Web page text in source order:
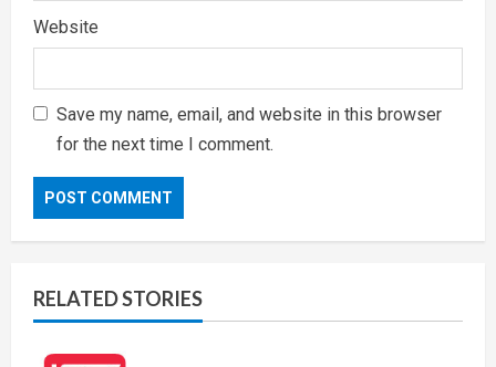
Website
Save my name, email, and website in this browser
for the next time I comment.
RELATED STORIES